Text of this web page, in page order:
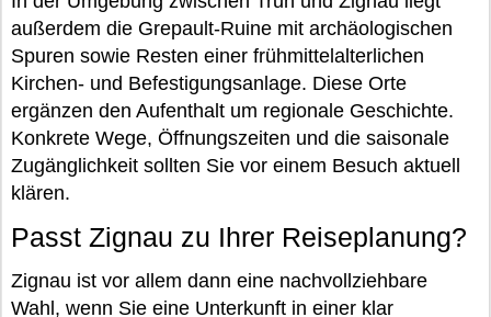
außerdem die Grepault-Ruine mit archäologischen
Spuren sowie Resten einer frühmittelalterlichen
Kirchen- und Befestigungsanlage. Diese Orte
ergänzen den Aufenthalt um regionale Geschichte.
Konkrete Wege, Öffnungszeiten und die saisonale
Zugänglichkeit sollten Sie vor einem Besuch aktuell
klären.
Passt Zignau zu Ihrer Reiseplanung?
Zignau ist vor allem dann eine nachvollziehbare
Wahl, wenn Sie eine Unterkunft in einer klar